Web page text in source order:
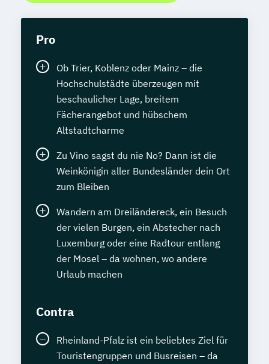
Pro
Ob Trier, Koblenz oder Mainz – die
Hochschulstädte überzeugen mit
beschaulicher Lage, breitem
Fächerangebot und hübschem
Altstadtcharme
Zu Vino sagst du nie No? Dann ist die
Weinkönigin aller Bundesländer dein Ort
zum Bleiben
Wandern am Dreiländereck, ein Besuch
der vielen Burgen, ein Abstecher nach
Luxemburg oder eine Radtour entlang
der Mosel – da wohnen, wo andere
Urlaub machen
Contra
Rheinland-Pfalz ist ein beliebtes Ziel für
Touristengruppen und Busreisen – da